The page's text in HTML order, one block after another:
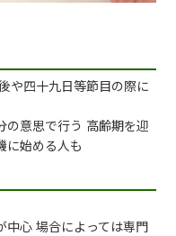
や四十九日等節目の際に
の意思で行う 高齢期を迎
に始める人も
中心 場合によっては専門